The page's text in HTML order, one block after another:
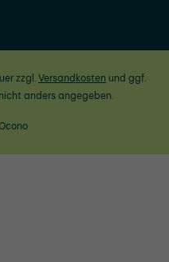
zzgl.Versandkosten und ggf.
anders angegeben.